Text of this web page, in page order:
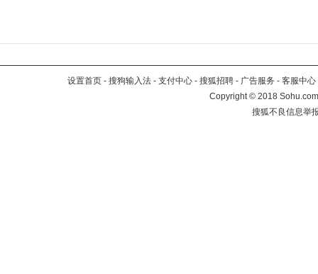
设置首页 - 搜狗输入法 - 支付中心 - 搜狐招聘 - 广告服务 - 客服中心
Copyright©2018
搜狐不良信息举